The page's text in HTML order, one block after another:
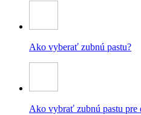
Ako vyberať zubnú pastu?
Ako vybrať zubnú pastu pre